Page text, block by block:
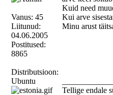
Vanus: 45
Liitunud:
04.06.2005
Postitused:
8865
Distributsioon:
Ubuntu
Kuid need
Kui arve
Minu arust
Tellige endale